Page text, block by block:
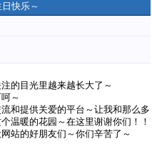
快乐～
的目光里越来越长大了～
～
和提供关爱的平台～让我和那么多
温暖的花园～在这里谢谢你们！！
站的好朋友们～你们辛苦了～